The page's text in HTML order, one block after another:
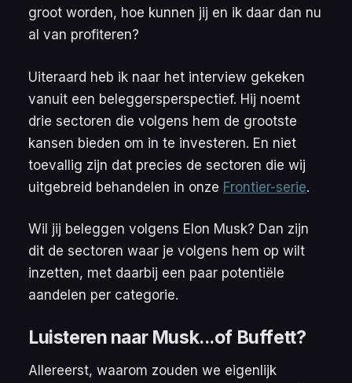
groot worden, hoe kunnen jij en ik daar dan nu
al van profiteren?
Uiteraard heb ik naar het interview gekeken
vanuit een beleggersperspectief. Hij noemt
drie sectoren die volgens hem de grootste
kansen bieden om in te investeren. En niet
toevallig zijn dat precies de sectoren die wij
uitgebreid behandelen in onze Frontier-serie.
Wil jij beleggen volgens Elon Musk? Dan zijn
dit de sectoren waar je volgens hem op wilt
inzetten, met daarbij een paar potentiële
aandelen per categorie.
Luisteren naar Musk...of Buffett?
Allereerst, waarom zouden we eigenlijk